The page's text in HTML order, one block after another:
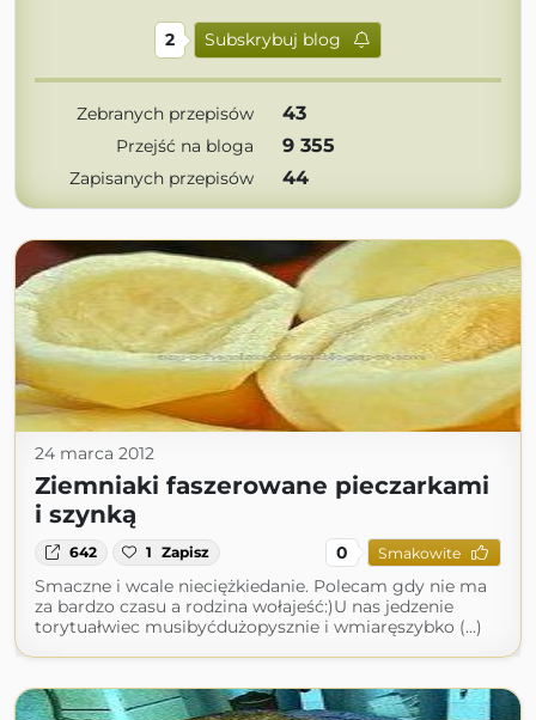
2 Subskrybuj blog
Zebranych przepisów 43
Przejść na bloga 9 355
Zapisanych przepisów 44
24 marca 2012
Ziemniaki faszerowane pieczarkami
i szynką
642 1 Zapisz 0 Smakowite
Smaczne i wcale nieciężkiedanie. Polecam gdy nie ma
za bardzo czasu a rodzina wołajeść:)U nas jedzenie
torytuałwiec musibyćdużopysznie i wmiaręszybko (...)